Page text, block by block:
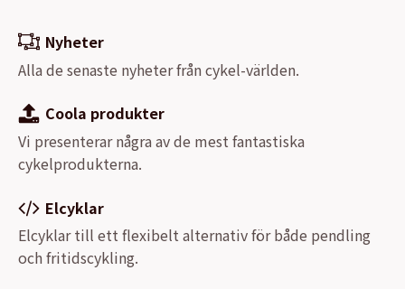
Nyheter
Alla de senaste nyheter från cykel-världen.
Coola produkter
Vi presenterar några av de mest fantastiska
cykelprodukterna.
Elcyklar
Elcyklar till ett flexibelt alternativ för både pendling
och fritidscykling.